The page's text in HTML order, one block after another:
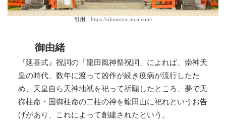
引用： https://okumiya-jinja.com/
御由緒
『延喜式』祝詞の「龍田風神祭祝詞」によれば、崇神天
皇の時代、数年に渡って凶作が続き疫病が流行したた
め、天皇自ら天神地祇を祀って祈願したところ、夢で天
御柱命・国御柱命の二柱の神を龍田山に祀れというお告
げがあり、これによって創建されたという。